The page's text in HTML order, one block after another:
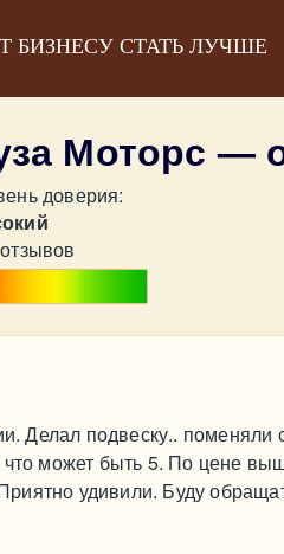
БИЗНЕСУ СТАТЬ ЛУЧШЕ
Моторс —
доверия:
Делал подвеску.. поменяли
что может быть 5. По цене
удивили. Буду